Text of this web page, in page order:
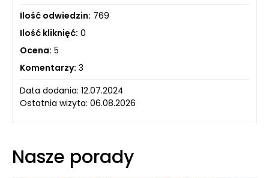
Ilość odwiedzin: 769
Ilość kliknięć: 0
Ocena: 5
Komentarzy: 3
Data dodania: 12.07.2024
Ostatnia wizyta: 06.08.2026
Nasze porady